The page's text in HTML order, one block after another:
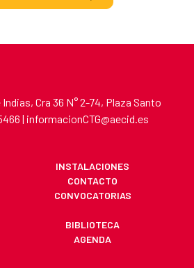
Cra 36 N° 2-74, Plaza Santo
| informacionCTG@aecid.es
INSTALACIONES
CONTACTO
CONVOCATORIAS
BIBLIOTECA
AGENDA